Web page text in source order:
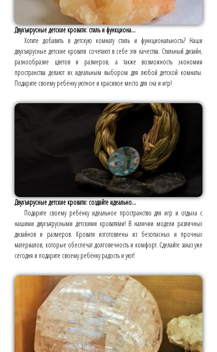
Двухъярусные детские кровати: стиль и функциона...
Хотите добавить в детскую комнату стиль и функциональность? Наши
двухъярусные детские кровати сочетают в себе эти качества. Стильный дизайн,
разнообразие цветов и размеров, а также возможность экономии
пространства делают их идеальным выбором для любой детской комнаты.
Подарите своему ребёнку уютное и красивое место для сна и игр!
Двухъярусные детские кровати: создайте идеально...
Подарите своему ребёнку идеальное пространство для игр и отдыха с
нашими двухъярусными детскими кроватями! В наличии модели различных
дизайнов и размеров. Кровати изготовлены из безопасных и прочных
материалов, которые обеспечат долговечность и комфорт. Сделайте заказ уже
сегодня и подарите своему ребёнку радость и уют!